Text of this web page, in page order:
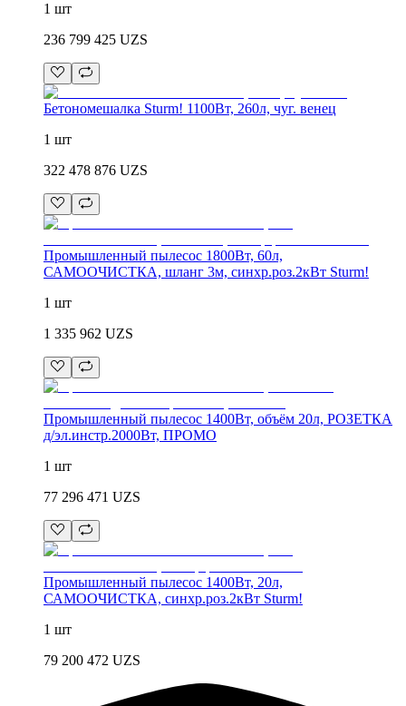
1 шт
236 799 425 UZS
Бетономешалка Sturm! 1100Вт, 260л, чуг. венец
1 шт
322 478 876 UZS
Промышленный пылесос 1800Вт, 60л,
САМООЧИСТКА, шланг 3м, синхр.роз.2кВт Sturm!
1 шт
1 335 962 UZS
Промышленный пылесос 1400Вт, объём 20л, РОЗЕТКА
д/эл.инстр.2000Вт, ПРОМО
1 шт
77 296 471 UZS
Промышленный пылесос 1400Вт, 20л,
САМООЧИСТКА, синхр.роз.2кВт Sturm!
1 шт
79 200 472 UZS